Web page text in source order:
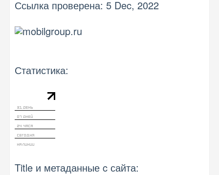
Ссылка проверена: 5 Dec, 2022
Статистика:
Title и метаданные c сайта: